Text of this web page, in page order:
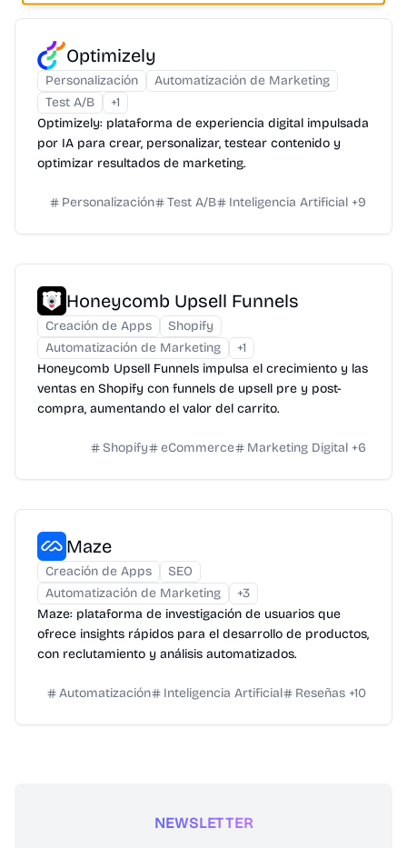
Optimizely
Personalización
Automatización de Marketing
Test A/B
+1
Optimizely: plataforma de experiencia digital impulsada
por IA para crear, personalizar, testear contenido y
optimizar resultados de marketing.
Personalización Test A/B Inteligencia Artificial +9
Honeycomb Upsell Funnels
Creación de Apps
Shopify
Automatización de Marketing
+1
Honeycomb Upsell Funnels impulsa el crecimiento y las
ventas en Shopify con funnels de upsell pre y post-
compra, aumentando el valor del carrito.
Shopify eCommerce Marketing Digital +6
Maze
Creación de Apps
SEO
Automatización de Marketing
+3
Maze: plataforma de investigación de usuarios que
ofrece insights rápidos para el desarrollo de productos,
con reclutamiento y análisis automatizados.
Automatización Inteligencia Artificial Reseñas +10
NEWSLETTER